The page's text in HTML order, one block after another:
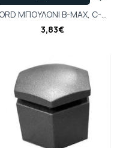
FORD ΜΠΟΥΛΟΝΙ B-MAX, C-MAX FIESTA FOCUS MONDEO - 2434886
3,83€